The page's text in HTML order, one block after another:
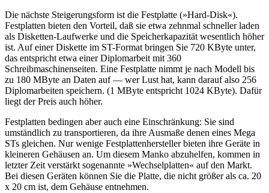
Die nächste Steigerungsform ist die Festplatte (»Hard-Disk«).
Festplatten bieten den Vorteil, daß sie etwa zehnmal schneller laden
als Disketten-Laufwerke und die Speicherkapazität wesentlich höher
ist. Auf einer Diskette im ST-Format bringen Sie 720 KByte unter,
das entspricht etwa einer Diplomarbeit mit 360
Schreibmaschinenseiten. Eine Festplatte nimmt je nach Modell bis
zu 180 MByte an Daten auf — wer Lust hat, kann darauf also 256
Diplomarbeiten speichern. (1 MByte entspricht 1024 KByte). Dafür
liegt der Preis auch höher.
Festplatten bedingen aber auch eine Einschränkung: Sie sind
umständlich zu transportieren, da ihre Ausmaße denen eines Mega
STs gleichen. Nur wenige Festplattenhersteller bieten ihre Geräte in
kleineren Gehäusen an. Um diesem Manko abzuhelfen, kommen in
letzter Zeit verstärkt sogenannte »Wechselplatten« auf den Markt.
Bei diesen Geräten können Sie die Platte, die nicht größer als ca. 20
x 20 cm ist, dem Gehäuse entnehmen.